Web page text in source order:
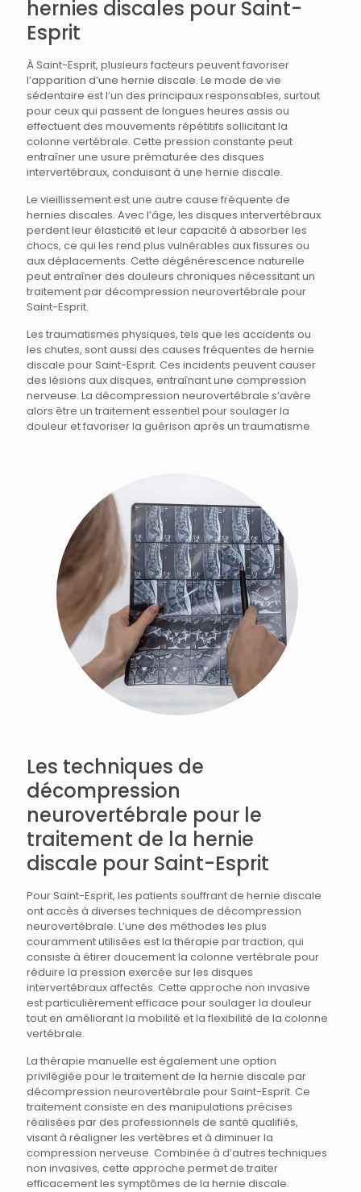
hernies discales pour Saint-
Esprit
À Saint-Esprit, plusieurs facteurs peuvent favoriser
l’apparition d’une hernie discale. Le mode de vie
sédentaire est l’un des principaux responsables, surtout
pour ceux qui passent de longues heures assis ou
effectuent des mouvements répétitifs sollicitant la
colonne vertébrale. Cette pression constante peut
entraîner une usure prématurée des disques
intervertébraux, conduisant à une hernie discale.
Le vieillissement est une autre cause fréquente de
hernies discales. Avec l’âge, les disques intervertébraux
perdent leur élasticité et leur capacité à absorber les
chocs, ce qui les rend plus vulnérables aux fissures ou
aux déplacements. Cette dégénérescence naturelle
peut entraîner des douleurs chroniques nécessitant un
traitement par décompression neurovertébrale pour
Saint-Esprit.
Les traumatismes physiques, tels que les accidents ou
les chutes, sont aussi des causes fréquentes de hernie
discale pour Saint-Esprit. Ces incidents peuvent causer
des lésions aux disques, entraînant une compression
nerveuse. La décompression neurovertébrale s’avère
alors être un traitement essentiel pour soulager la
douleur et favoriser la guérison après un traumatisme.
Les techniques de
décompression
neurovertébrale pour le
traitement de la hernie
discale pour Saint-Esprit
Pour Saint-Esprit, les patients souffrant de hernie discale
ont accès à diverses techniques de décompression
neurovertébrale. L’une des méthodes les plus
couramment utilisées est la thérapie par traction, qui
consiste à étirer doucement la colonne vertébrale pour
réduire la pression exercée sur les disques
intervertébraux affectés. Cette approche non invasive
est particulièrement efficace pour soulager la douleur
tout en améliorant la mobilité et la flexibilité de la colonne
vertébrale.
La thérapie manuelle est également une option
privilégiée pour le traitement de la hernie discale par
décompression neurovertébrale pour Saint-Esprit. Ce
traitement consiste en des manipulations précises
réalisées par des professionnels de santé qualifiés,
visant à réaligner les vertèbres et à diminuer la
compression nerveuse. Combinée à d’autres techniques
non invasives, cette approche permet de traiter
efficacement les symptômes de la hernie discale.